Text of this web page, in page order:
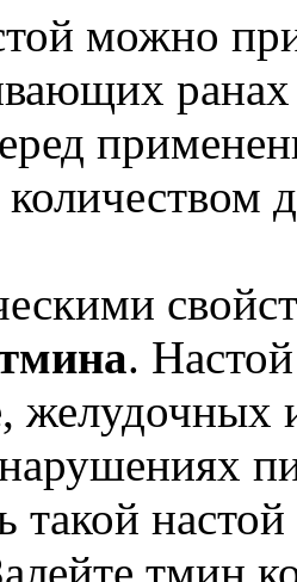
можно
.
желудочных
такой
тмин